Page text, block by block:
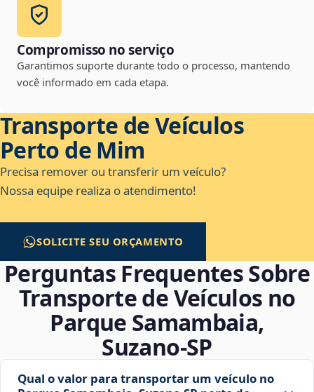
Compromisso no serviço
Garantimos suporte durante todo o processo, mantendo
você informado em cada etapa.
Transporte de Veículos
Perto de Mim
Precisa remover ou transferir um veículo?
Nossa equipe realiza o atendimento!
SOLICITE SEU ORÇAMENTO
Perguntas Frequentes Sobre
Transporte de Veículos no
Parque Samambaia,
Suzano‑SP
Qual o valor para transportar um veículo no